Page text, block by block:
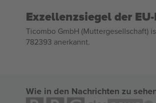
Exzellenzsiegel der
Ticombo GmbH (Muttergesellschaft)
782393 anerkannt.
Wie in den Nachrichten zu